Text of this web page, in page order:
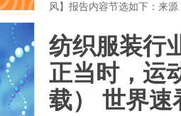
风】报告内容节选如下：来
纺织服装行
正当时，运
载） 世界速